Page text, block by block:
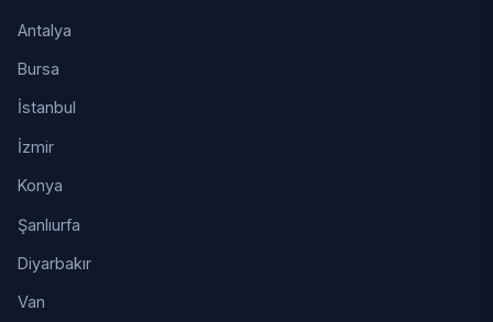
Antalya
Bursa
İstanbul
İzmir
Konya
Şanlıurfa
Diyarbakır
Van